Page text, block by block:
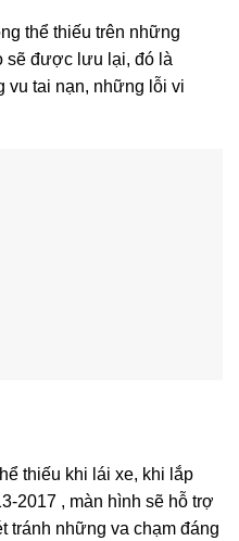
thể thiếu trên những
sẽ được lưu lại, đó là
vu tai nạn, những lỗi vi
thiếu khi lái xe, khi lắp
2017 , màn hình sẽ hỗ trợ
tránh những va chạm đáng